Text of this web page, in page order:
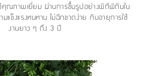
ณภาพเยี่ยม ผ่านการขึ้นรูปอย่างพิถีพิถันใน
แข็งแรงทนทาน ไม่ฉีกขาดง่าย กับอายุการใช้
งานยาว ๆ ถึง 3 ปี